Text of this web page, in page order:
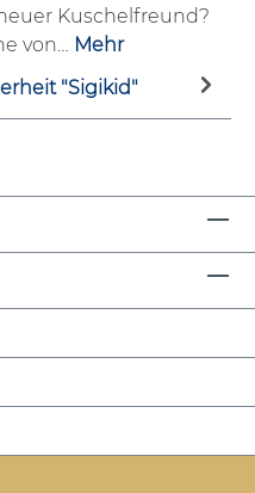
Kuschelfreund?
von… Mehr
"Sigikid"